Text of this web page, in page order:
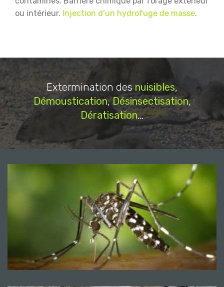
ou intérieur. Injection d’un hydrofuge de masse.
Extermination des nuisibles,
Démoustication,Désinsectisation,
Dératisation...